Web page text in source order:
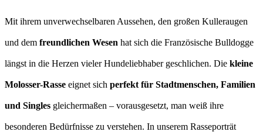
Mit ihrem unverwechselbaren Aussehen, den großen Kulleraugen
und dem freundlichen Wesen hat sich die Französische Bulldogge
längst in die Herzen vieler Hundeliebhaber geschlichen. Die kleine
Molosser-Rasse eignet sich perfekt für Stadtmenschen, Familien
und Singles gleichermaßen – vorausgesetzt, man weiß ihre
besonderen Bedürfnisse zu verstehen. In unserem Rasseporträt